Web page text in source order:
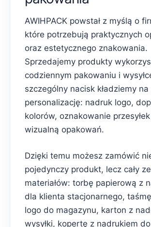
AWIHPACK powstał z myślą o
które potrzebują praktycznych
oraz estetycznego znakowania.
Sprzedajemy produkty
codziennym pakowaniu i
szczególny nacisk kładziemy na
personalizację: nadruk logo,
kolorów, oznakowanie
wizualną opakowań.
Dzięki temu możesz zamówić
pojedynczy produkt, lecz cały
materiałów: torbę papierową z
dla klienta stacjonarnego,
logo do magazynu, karton z
wysyłki, kopertę z nadrukiem do